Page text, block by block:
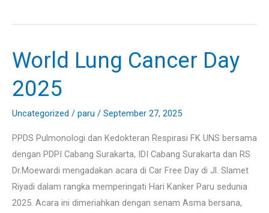
World Lung Cancer Day
2025
Uncategorized / paru / September 27, 2025
PPDS Pulmonologi dan Kedokteran Respirasi FK UNS bersama
dengan PDPI Cabang Surakarta, IDI Cabang Surakarta dan RS
Dr.Moewardi mengadakan acara di Car Free Day di Jl. Slamet
Riyadi dalam rangka memperingati Hari Kanker Paru sedunia
2025. Acara ini dimeriahkan dengan senam Asma bersana,
World
Lung
Cancer
2025